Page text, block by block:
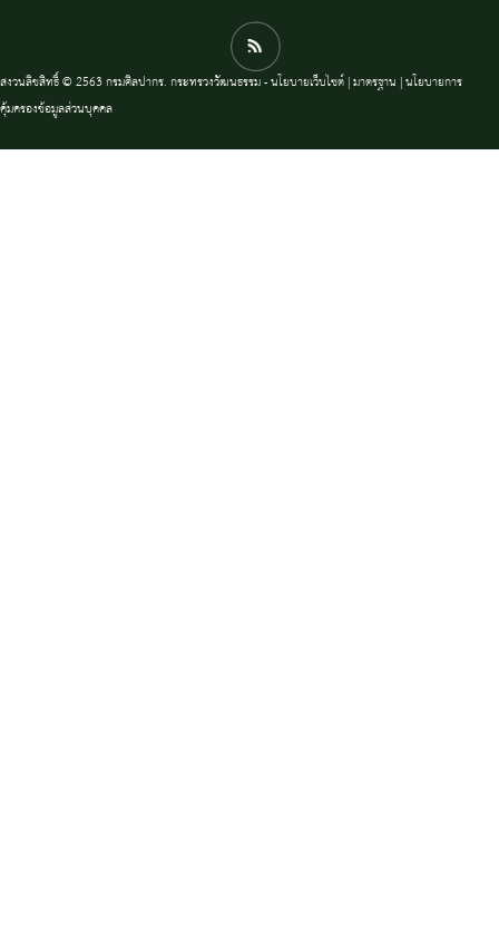
สงวนลิขสิทธิ์ © 2563 กรมศิลปากร. กระทรวงวัฒนธรรม -นโยบายเว็บไซต์|มาตรฐาน |นโยบายการ
คุ้มครองข้อมูลส่วนบุคคล